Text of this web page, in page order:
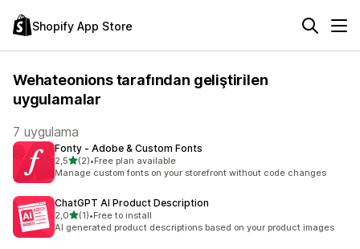
Shopify App Store
Wehateonions tarafından geliştirilen
uygulamalar
7 uygulama
Fonty ‑ Adobe & Custom Fonts
2,55 yıldız üzerinden
(2)
toplam 2 değerlendirme
•Free plan available
Manage custom fonts on your storefront without code changes
ChatGPT AI Product Description
2,05 yıldız üzerinden
(1)
toplam 1 değerlendirme
•Free to install
AI generated product descriptions based on your product images